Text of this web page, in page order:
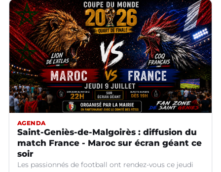
AGENDA
Saint-Geniès-de-Malgoirès : diffusion du
match France - Maroc sur écran géant ce
soir
Les passionnés de football ont rendez-vous ce jeudi